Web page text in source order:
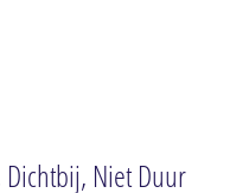
Niet Duur